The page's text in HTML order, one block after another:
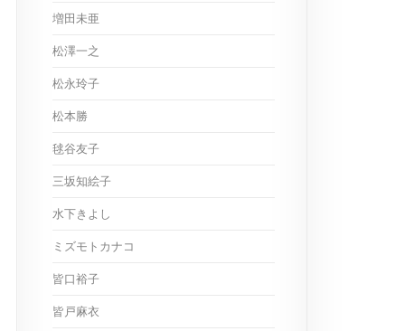
増田未亜
松澤一之
松永玲子
松本勝
毬谷友子
三坂知絵子
水下きよし
ミズモトカナコ
皆口裕子
皆戸麻衣